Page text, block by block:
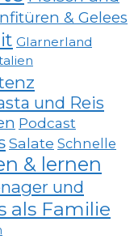
& Gelees
Glarnerland
und Reis
Podcast
Salate Schnelle
& lernen
und
als Familie